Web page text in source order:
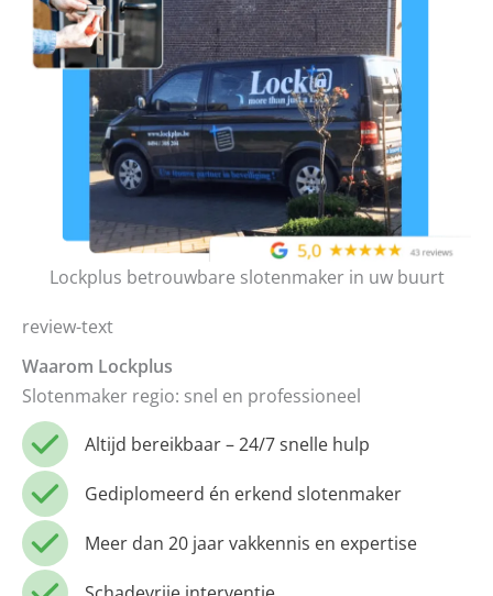
Lockplus betrouwbare slotenmaker in uw buurt
review-text
Waarom Lockplus
Slotenmaker regio: snel en professioneel
Altijd bereikbaar – 24/7 snelle hulp
Gediplomeerd én erkend slotenmaker
Meer dan 20 jaar vakkennis en expertise